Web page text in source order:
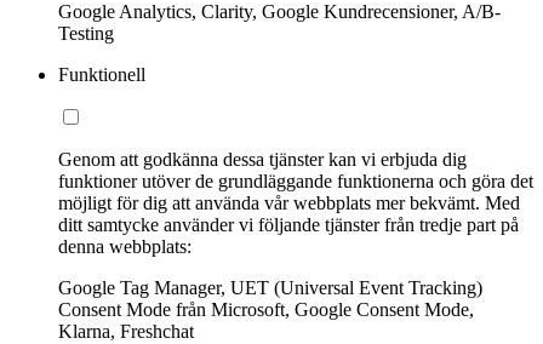
Google Analytics, Clarity, Google Kundrecensioner, A/B-
Testing
Funktionell
Genom att godkänna dessa tjänster kan vi erbjuda dig
funktioner utöver de grundläggande funktionerna och göra det
möjligt för dig att använda vår webbplats mer bekvämt. Med
ditt samtycke använder vi följande tjänster från tredje part på
denna webbplats:
Google Tag Manager, UET (Universal Event Tracking)
Consent Mode från Microsoft, Google Consent Mode,
Klarna, Freshchat